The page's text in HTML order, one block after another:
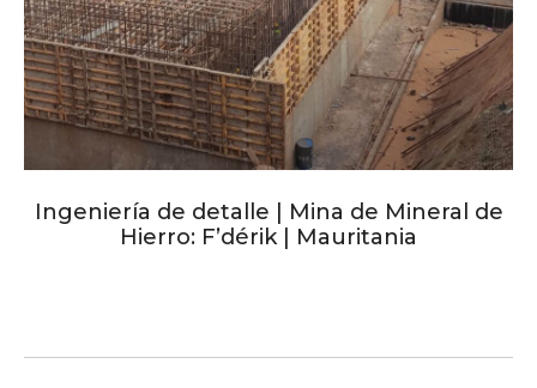
Ingeniería de detalle | Mina de Mineral de
Hierro: F’dérik | Mauritania